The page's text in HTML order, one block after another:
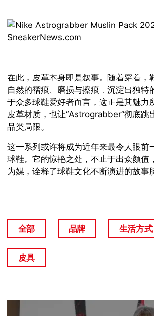
在此，皮革本身即是叙事。随着穿着，
自然的褶痕、磨损与擦痕，沉淀出独特
于众多球鞋爱好者而言，这正是其魅力
皮革材质，也让“Astrograbber”彻底跳
品类局限。
这一系列或许将成为近年来最令人眼前
球鞋。 它的惊艳之处，不止于出众颜值
为媒，诠释了球鞋文化不断演进的故事
全部 品牌 生活方式
皮具